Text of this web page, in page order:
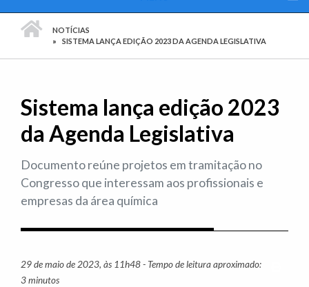
PÁGINA INICIAL
NOTÍCIAS
SISTEMA LANÇA EDIÇÃO 2023 DA AGENDA LEGISLATIVA
Sistema lança edição 2023
da Agenda Legislativa
Documento reúne projetos em tramitação no
Congresso que interessam aos profissionais e
empresas da área química
29 de maio de 2023, às 11h48 - Tempo de leitura aproximado:
3 minutos